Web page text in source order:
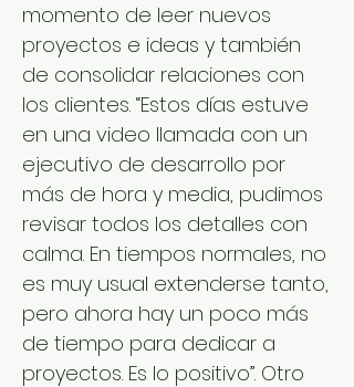
momento de leer nuevos
proyectos e ideas y también
de consolidar relaciones con
los clientes. “Estos días estuve
en una video llamada con un
ejecutivo de desarrollo por
más de hora y media, pudimos
revisar todos los detalles con
calma. En tiempos normales, no
es muy usual extenderse tanto,
pero ahora hay un poco más
de tiempo para dedicar a
proyectos. Es lo positivo”. Otro